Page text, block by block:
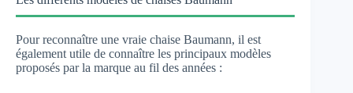
Pour reconnaître une vraie chaise Baumann, il est
également utile de connaître les principaux modèles
proposés par la marque au fil des années :